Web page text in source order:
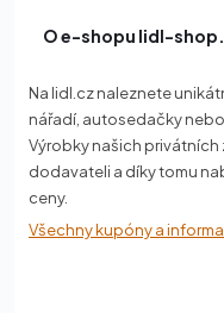
O e-shopu lidl-
Na lidl.cz naleznete
nářadí, autosedačky
Výrobky našich privátních
dodavateli a díky tomu
ceny.
Všechny kupóny a